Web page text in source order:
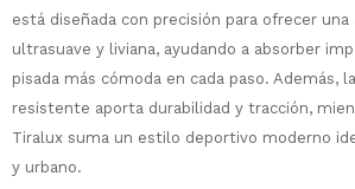
está diseñada con precisión para ofrecer una
ultrasuave y liviana, ayudando a absorber
pisada más cómoda en cada paso. Además,
resistente aporta durabilidad y tracción,
Tiralux suma un estilo deportivo moderno
y urbano.
Comprá ahora y
Después, hasta en
cuotas y sin
Comprá en 3 cuotas sin
en 12 cuotas * ¡Solo con tu
Verifica si estás calificado
con Pago Después:
Cédula de identidad
Estás calificado para comprar
Después.
Ups!